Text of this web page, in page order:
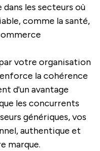
les secteurs où
comme la santé,
votre organisation
la cohérence
d'un avantage
les concurrents
génériques, vos
authentique et
marque.